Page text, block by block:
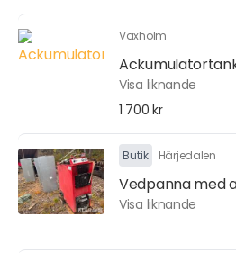
Vaxholm
Visa liknande
1 700 kr
Butik Härjedalen
Vedpanna med
Visa liknande